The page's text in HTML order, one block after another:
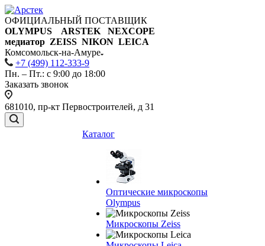
ОФИЦИАЛЬНЫЙ ПОСТАВЩИК
OLYMPUS ARSTEK NEXCOPE
медиатор ZEISS NIKON LEICA
Комсомольск-на-Амуре
+7 (499) 112-333-9
Пн. – Пт.: с 9:00 до 18:00
Заказать звонок
681010, пр-кт Первостроителей, д 31
Каталог
Оптические микроскопы
Olympus
Микроскопы Zeiss